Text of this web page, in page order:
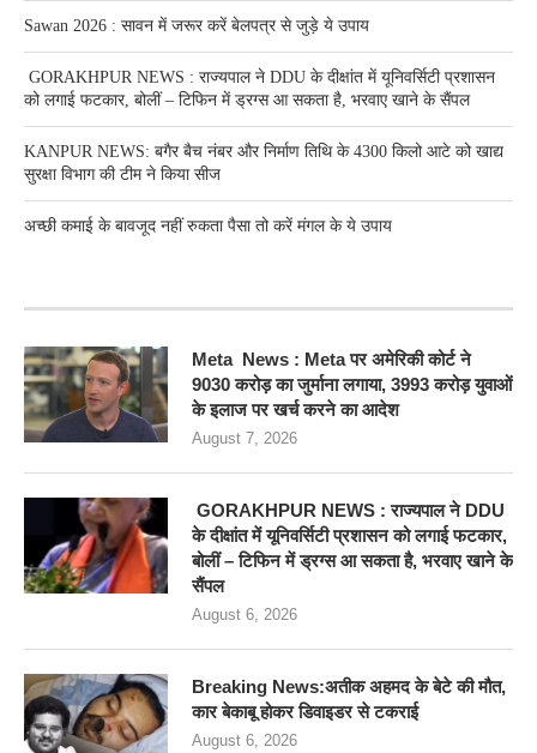
Sawan 2026 : सावन में जरूर करें बेलपत्र से जुड़े ये उपाय
GORAKHPUR NEWS : राज्यपाल ने DDU के दीक्षांत में यूनिवर्सिटी प्रशासन
को लगाई फटकार, बोलीं – टिफिन में ड्रग्स आ सकता है, भरवाए खाने के सैंपल
KANPUR NEWS: बगैर बैच नंबर और निर्माण तिथि के 4300 किलो आटे को खाद्य
सुरक्षा विभाग की टीम ने किया सीज
अच्छी कमाई के बावजूद नहीं रुकता पैसा तो करें मंगल के ये उपाय
Meta News : Meta पर अमेरिकी कोर्ट ने
9030 करोड़ का जुर्माना लगाया, 3993 करोड़ युवाओं
के इलाज पर खर्च करने का आदेश
August 7, 2026
GORAKHPUR NEWS : राज्यपाल ने DDU
के दीक्षांत में यूनिवर्सिटी प्रशासन को लगाई फटकार,
बोलीं – टिफिन में ड्रग्स आ सकता है, भरवाए खाने के
सैंपल
August 6, 2026
Breaking News:अतीक अहमद के बेटे की मौत,
कार बेकाबू होकर डिवाइडर से टकराई
August 6, 2026